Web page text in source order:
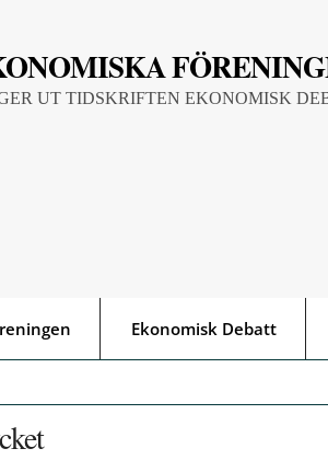
UT TIDSKRIFTEN EKONOMISK
Ekonomisk Debatt